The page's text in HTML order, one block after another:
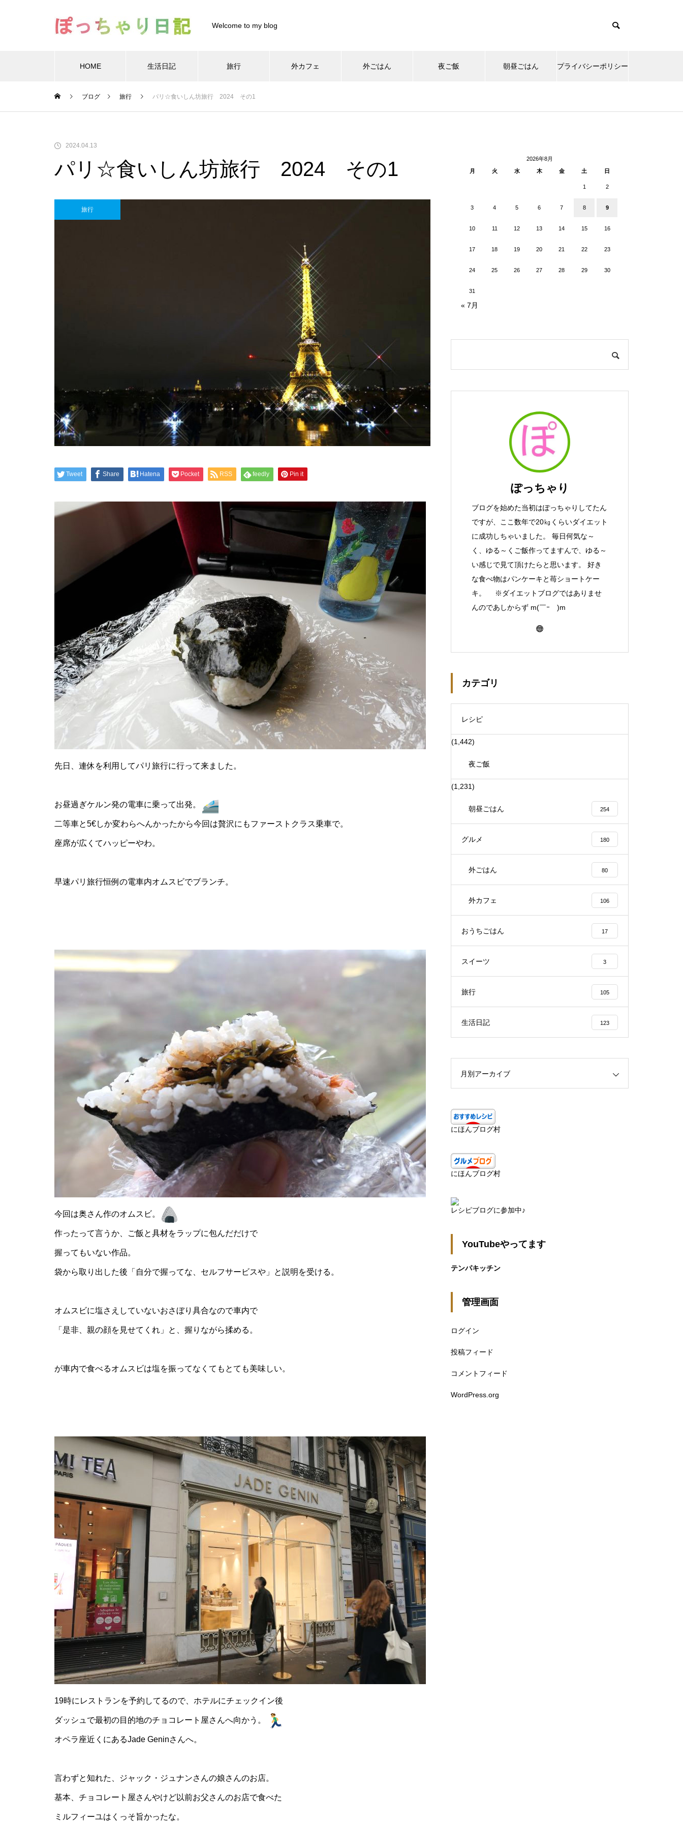
Welcome to my blog
HOME 生活日記 旅行 外カフェ 外ごはん 夜ご飯 朝昼ごはん プライバシーポリシー
content/themes/muum_tcd085/functions/menu.php
ブログ 旅行 パリ☆食いしん坊旅行 2024 その1
2024.04.13
パリ☆食いしん坊旅行 2024 その1
旅行
Tweet Share Hatena Pocket RSS feedly Pin it
先日、連休を利用してパリ旅行に行って来ました。
お昼過ぎケルン発の電車に乗って出発。
二等車と5€しか変わらへんかったから今回は贅沢にもファーストクラス乗車で。
座席が広くてハッピーやわ。
早速パリ旅行恒例の電車内オムスビでブランチ。
今回は奥さん作のオムスビ。
作ったって言うか、ご飯と具材をラップに包んだだけで
握ってもいない作品。
袋から取り出した後「自分で握ってな、セルフサービスや」と説明を受ける。
オムスビに塩さえしていないおさぼり具合なので車内で
「是非、親の顔を見せてくれ」と、握りながら揉める。
が車内で食べるオムスビは塩を振ってなくてもとても美味しい。
19時にレストランを予約してるので、ホテルにチェックイン後
ダッシュで最初の目的地のチョコレート屋さんへ向かう。
オペラ座近くにあるJade Geninさんへ。
言わずと知れた、ジャック・ジュナンさんの娘さんのお店。
基本、チョコレート屋さんやけど以前お父さんのお店で食べた
ミルフィーユはくっそ旨かったな。
2026年8月
月
火 水 木 金 土 日
1 2
3 4 5 6 7 8 9
10 11 12 13 14 15 16
17 18 19 20 21 22 23
24 25 26 27 28 29 30
31
« 7月
ぽっちゃり
ブログを始めた当初はぽっちゃりしてたん
ですが、ここ数年で20㎏くらいダイエット
に成功しちゃいました。 毎日何気な～
く、ゆる～くご飯作ってますんで、ゆる～
い感じで見て頂けたらと思います。 好き
な食べ物はパンケーキと苺ショートケー
キ。 ※ダイエットブログではありませ
んのであしからず m(￣ｰ￣)m
カテゴリ
レシピ
(1,442)
夜ご飯
(1,231)
朝昼ごはん 254
グルメ 180
外ごはん 80
外カフェ 106
おうちごはん 17
スイーツ 3
旅行 105
生活日記 123
月別アーカイブ
にほんブログ村
にほんブログ村
レシピブログに参加中♪
YouTubeやってます
テンパキッチン
管理画面
ログイン
投稿フィード
コメントフィード
WordPress.org